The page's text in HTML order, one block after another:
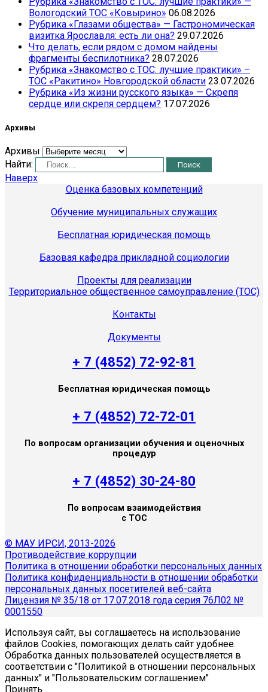
Вологодский ТОС «Ковырино» 06.08.2026
Рубрика «Глазами общества» — Гастрономическая
визитка Ярославля: есть ли она? 29.07.2026
Что делать, если рядом с домом найдены
фрагменты беспилотника? 28.07.2026
Рубрика «Знакомство с ТОС: лучшие практики» –
ТОС «Ракитино» Новгородской области 23.07.2026
Рубрика «Из жизни русского языка» — Скрепя
сердце или скрепя сердцем? 17.07.2026
Архивы
Архивы
Найти:
Наверх
Оценка базовых компетенций
Обучение муниципальных служащих
Бесплатная юридическая помощь
Базовая кафедра прикладной социологии
Проекты для реализации
Территориальное общественное самоуправление (ТОС)
Контакты
Документы
+ 7 (4852) 72-92-81
Бесплатная юридическая помощь
+ 7 (4852) 72-72-01
По вопросам организации обучения и оценочных
процедур
+ 7 (4852) 30-24-80
По вопросам взаимодействия
с ТОС
© МАУ ИРСИ, 2013-2026
Противодействие коррупции
Политика в отношении обработки персональных данных
Политика конфиденциальности в отношении обработки
персональных данных посетителей веб-сайта
Лицензия № 35/18 от 17.07.2018 года серия 76Л02 №
0001550
Используя сайт, вы соглашаетесь на использование
файлов Cookies, помогающих делать сайт удобнее.
Обработка данных пользователей осуществляется в
соответствии с "Политикой в отношении персональных
данных" и "Пользовательским соглашением"
Принять